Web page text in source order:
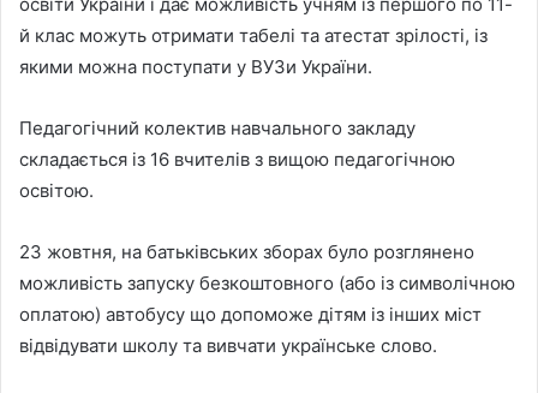
й клас можуть отримати табелі та атестат зрілості, із
якими можна поступати у ВУЗи України.
Педагогічний колектив навчального закладу
складається із 16 вчителів з вищою педагогічною
освітою.
23 жовтня, на батьківських зборах було розглянено
можливість запуску безкоштовного (або із символічною
оплатою) автобусу що допоможе дітям із інших міст
відвідувати школу та вивчати українське слово.